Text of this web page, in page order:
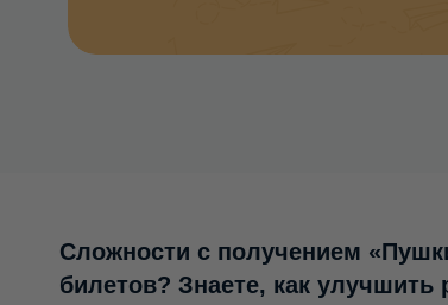
Сложности с получением
билетов? Знаете, как